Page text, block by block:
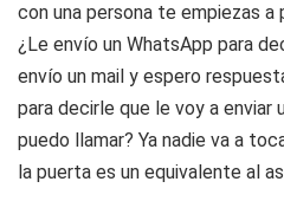
con una persona te empiezas a
¿Le envío un WhatsApp para
envío un mail y espero
para decirle que le voy a enviar
puedo llamar? Ya nadie va a
la puerta es un equivalente al